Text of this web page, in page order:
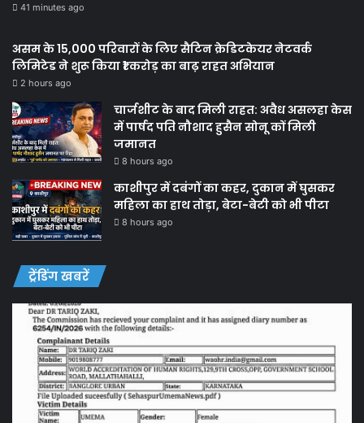
41 minutes ago
असम के 15,000 परिवारों के लिए सैटिन क्रेडिटकेयर नेटवर्क
लिमिटेड ने शुरू किया ₹1 करोड़ का बाढ़ राहत अभियान
2 hours ago
चार्जशीट के बाद मिली राहत: अवैध असलहा केस
में पार्षद पति नौशाद हुसैन सोनू कों मिली
जमानत
8 hours ago
काशीपुर में दबंगों का कहर, दुकान में घुसकर
महिला का हाथ तोड़ा, बेटा-बेटी को भी पीटा
8 hours ago
ट्रेंडिंग खबरें